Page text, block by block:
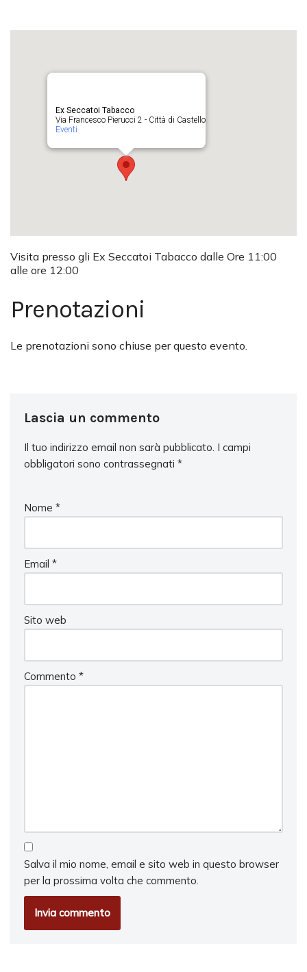
Ex Seccatoi Tabacco
Via Francesco Pierucci 2 - Città di Castello
Eventi
Visita presso gli Ex Seccatoi Tabacco dalle Ore 11:00
alle ore 12:00
Prenotazioni
Le prenotazioni sono chiuse per questo evento.
Lascia un commento
Il tuo indirizzo email non sarà pubblicato. I campi
obbligatori sono contrassegnati *
Nome *
Email *
Sito web
Commento *
Salva il mio nome, email e sito web in questo browser
per la prossima volta che commento.